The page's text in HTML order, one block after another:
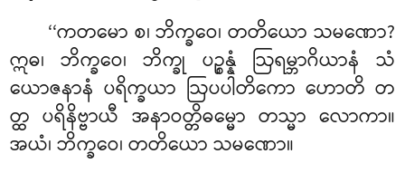
‘‘ကတမော စ၊ ဘိက္ခဝေ၊ တတိယော သမဏော?
ဣဓ၊ ဘိက္ခဝေ၊ ဘိက္ခု ပဉ္စန္နံ ဩရမ္ဘာဂိယာနံ သံ
ယောဇနာနံ ပရိက္ခယာ ဩပပါတိကော ဟောတိ တ
တ္ထ ပရိနိဗ္ဗာယီ အနာဝတ္တိဓမ္မော တသ္မာ လောကာ။
အယံ၊ ဘိက္ခဝေ၊ တတိယော သမဏော။